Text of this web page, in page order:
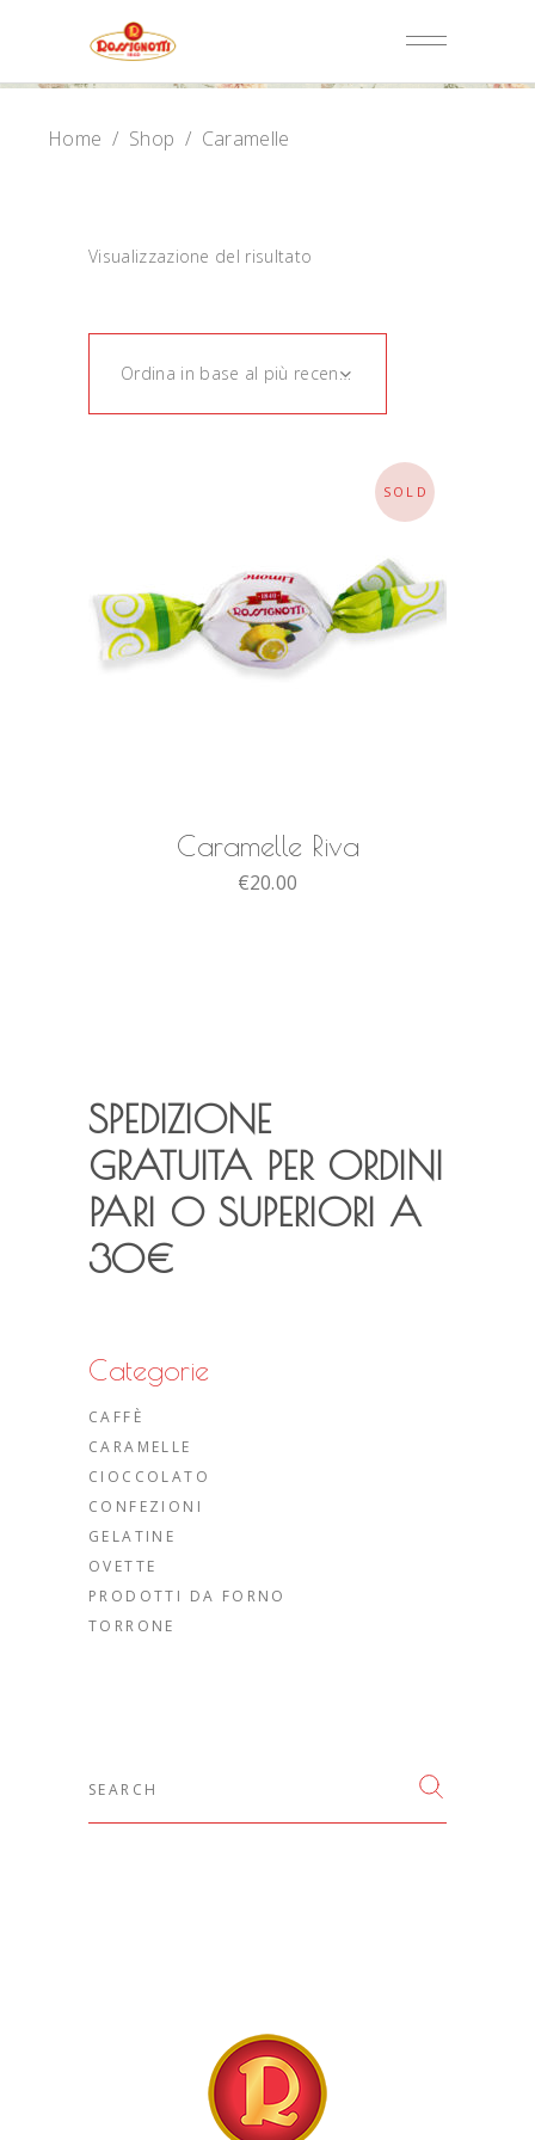
Home / Shop / Caramelle
Visualizzazione del risultato
Ordina in base al più recente
SOLD
Caramelle Riva
€20.00
SPEDIZIONE
GRATUITA PER ORDINI
PARI O SUPERIORI A
30€
Categorie
CAFFÈ
CARAMELLE
CIOCCOLATO
CONFEZIONI
GELATINE
OVETTE
PRODOTTI DA FORNO
TORRONE
for: